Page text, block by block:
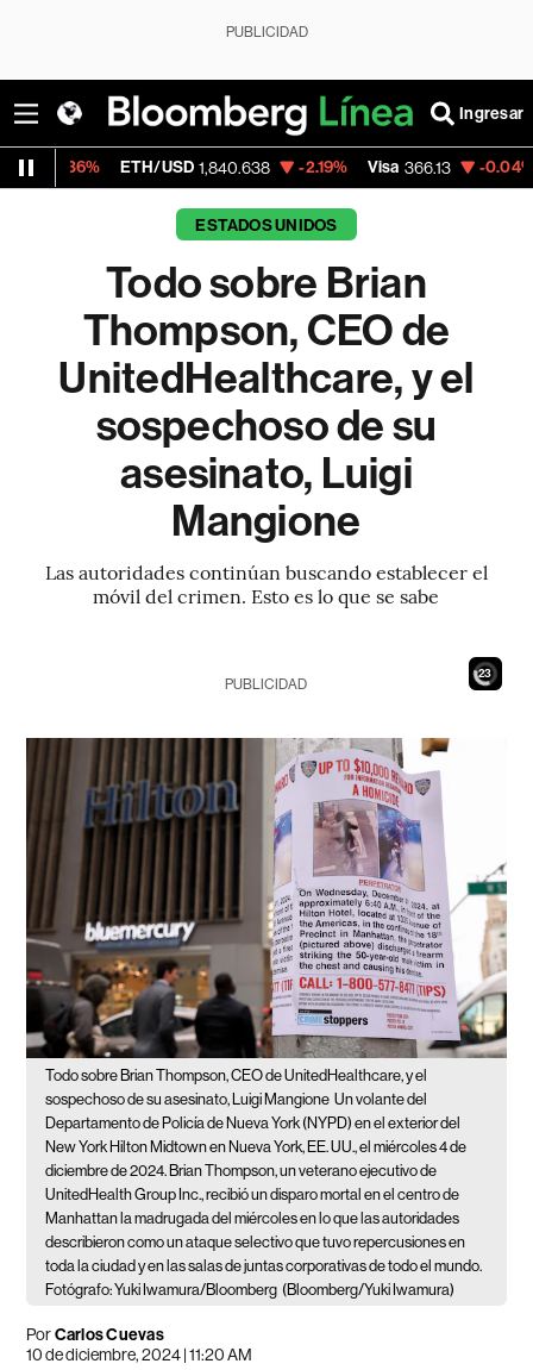
PUBLICIDAD
Ingresar
1,840.638 -2.19% Visa 366.13 -0.04%
ESTADOS UNIDOS
Todo sobre Brian
Thompson, CEO de
UnitedHealthcare, y el
sospechoso de su
asesinato, Luigi
Mangione
Las autoridades continúan buscando establecer el
móvil del crimen. Esto es lo que se sabe
21
PUBLICIDAD
Todo sobre Brian Thompson, CEO de UnitedHealthcare, y el
sospechoso de su asesinato, Luigi Mangione Un volante del
Departamento de Policía de Nueva York (NYPD) en el exterior del
New York Hilton Midtown en Nueva York, EE. UU., el miércoles 4 de
diciembre de 2024. Brian Thompson, un veterano ejecutivo de
UnitedHealth Group Inc., recibió un disparo mortal en el centro de
Manhattan la madrugada del miércoles en lo que las autoridades
describieron como un ataque selectivo que tuvo repercusiones en
toda la ciudad y en las salas de juntas corporativas de todo el mundo.
Fotógrafo: Yuki Iwamura/Bloomberg (Bloomberg/Yuki Iwamura)
PorCarlos Cuevas
10 de diciembre, 2024 | 11:20 AM